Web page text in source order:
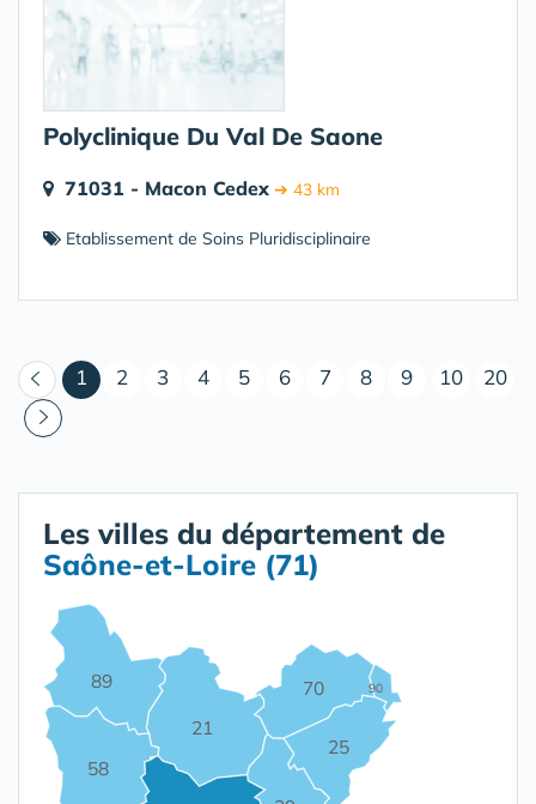
Polyclinique Du Val De Saone
71031 - Macon Cedex ➔ 43 km
Etablissement de Soins Pluridisciplinaire
1 (courant)
2 3 4 5 6 7 8 9 10 20
Les villes du département de
Saône-et-Loire (71)
21
25
58
70
89 90